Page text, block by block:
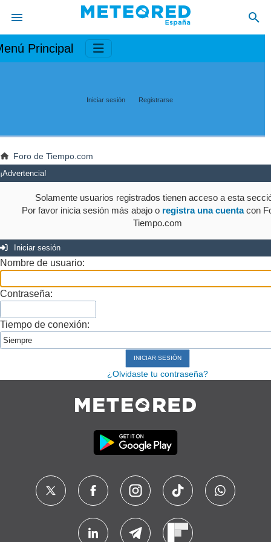
Principal
Iniciar sesión Registrarse
Foro de Tiempo.com
¡Advertencia!
Solamente usuarios registrados tienen acceso a esta
Por favor inicia sesión más abajo o registra una cuentacon
Tiempo.com
Iniciar sesión
Nombre de usuario:
Contraseña:
Tiempo de conexión:
¿Olvidaste tu contraseña?